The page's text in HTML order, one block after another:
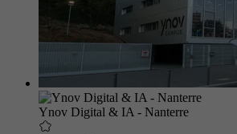
Ynov Digital & IA - Nanterre